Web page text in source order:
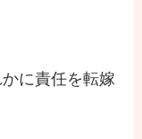
に責任を転嫁